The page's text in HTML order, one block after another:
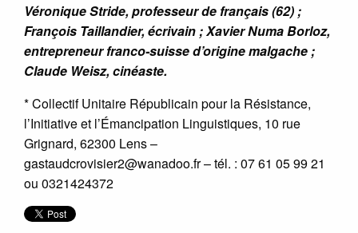
Véronique Stride, professeur de français (62) ;
François Taillandier, écrivain ; Xavier Numa Borloz,
entrepreneur franco-suisse d’origine malgache ;
Claude Weisz, cinéaste.
* Collectif Unitaire Républicain pour la Résistance,
l’Initiative et l’Émancipation Linguistiques, 10 rue
Grignard, 62300 Lens –
gastaudcrovisier2@wanadoo.fr – tél. : 07 61 05 99 21
ou 0321424372